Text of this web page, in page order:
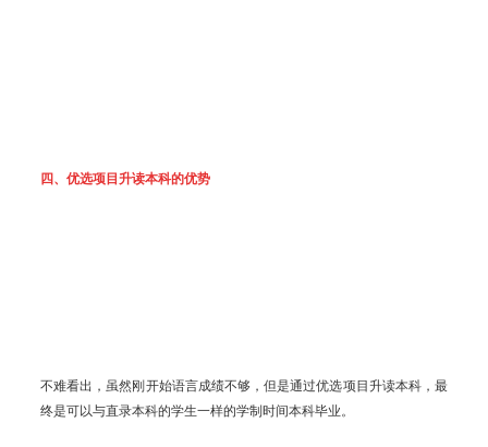
四、优选项目升读本科的优势
不难看出，虽然刚开始语言成绩不够，但是通过优选项目升读本科，最
终是可以与直录本科的学生一样的学制时间本科毕业。